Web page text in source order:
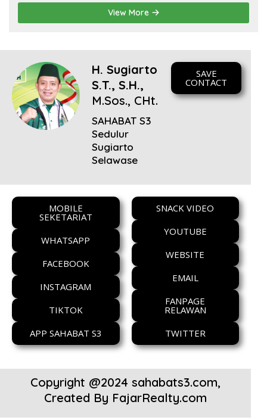
buah hati yang berjudul Musa & Princes.
View More
H. Sugiarto
S.T., S.H.,
M.Sos., CHt.
SAHABAT S3
Sedulur
Sugiarto
Selawase
SAVE
CONTACT
MOBILE
SEKETARIAT
WHATSAPP
FACEBOOK
INSTAGRAM
TIKTOK
APP SAHABAT S3
SNACK VIDEO
YOUTUBE
WEBSITE
EMAIL
FANPAGE
RELAWAN
TWITTER
Copyright @2024 sahabats3.com,
Created By FajarRealty.com